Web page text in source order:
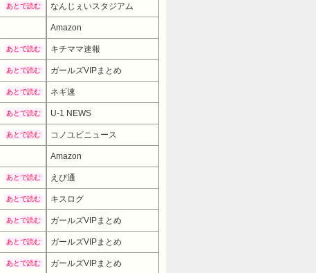
あとで読む なんじぇいスタジアム
Amazon
あとで読む キチママ速報
あとで読む ガールズVIPまとめ
あとで読む ネギ速
あとで読む U-1 NEWS
あとで読む コノユビニュース
Amazon
あとで読む えび通
あとで読む キスログ
あとで読む ガールズVIPまとめ
あとで読む ガールズVIPまとめ
あとで読む ガールズVIPまとめ